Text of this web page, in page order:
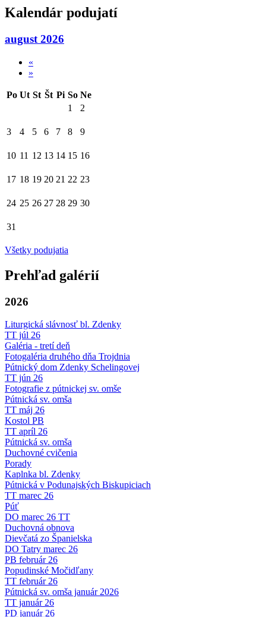
Kalendár podujatí
august 2026
«
»
Po Ut St Št Pi So Ne
1
2
3 4 5 6 7 8 9
10 11 12 13 14 15 16
17 18 19 20 21 22 23
24 25 26 27 28 29 30
31
Všetky podujatia
Prehľad galérií
2026
Liturgická slávnosť bl. Zdenky
TT júl 26
Galéria - tretí deň
Fotogaléria druhého dňa Trojdnia
Pútnický dom Zdenky Schelingovej
TT jún 26
Fotografie z pútnickej sv. omše
Pútnická sv. omša
TT máj 26
Kostol PB
TT apríl 26
Pútnická sv. omša
Duchovné cvičenia
Porady
Kaplnka bl. Zdenky
Pútnická v Podunajských Biskupiciach
TT marec 26
Púť
DO marec 26 TT
Duchovná obnova
Dievčatá zo Španielska
DO Tatry marec 26
PB február 26
Popudinské Močidľany
TT február 26
Pútnická sv. omša január 2026
TT január 26
PD január 26